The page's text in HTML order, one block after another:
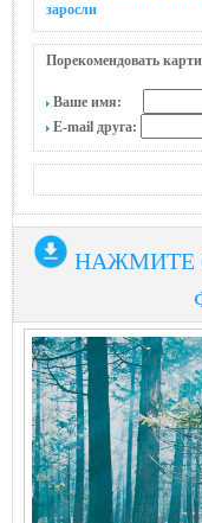
заросли
Порекомендовать
Ваше имя:
E-mail друга:
НАЖМИТЕ